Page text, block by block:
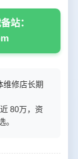
站：
维修店长期
80万，资
。